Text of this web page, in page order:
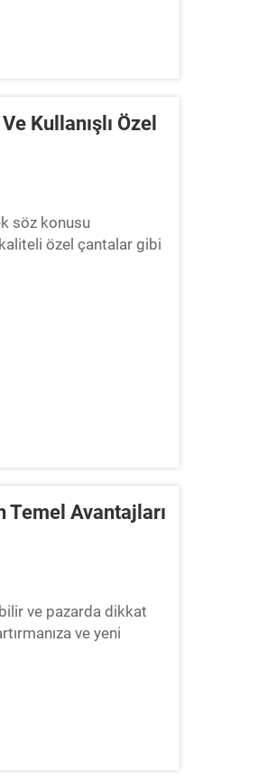
Kullanışlı Özel
söz konusu
özel çantalar gibi
Temel Avantajları
ve pazarda dikkat
ve yeni